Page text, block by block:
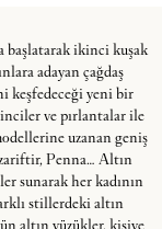
başlatarak ikinci kuşak
adayan çağdaş
keşfedeceği yeni bir
ve pırlantalar ile
uzanan geniş
zariftir, Penna… Altın
sunarak her kadının
stillerdeki altın